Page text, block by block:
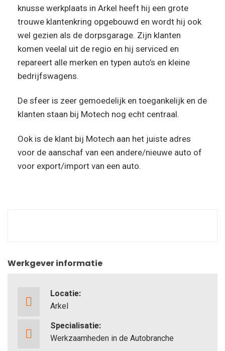
knusse werkplaats in Arkel heeft hij een grote
trouwe klantenkring opgebouwd en wordt hij ook
wel gezien als de dorpsgarage. Zijn klanten
komen veelal uit de regio en hij serviced en
repareert alle merken en typen auto’s en kleine
bedrijfswagens.
De sfeer is zeer gemoedelijk en toegankelijk en de
klanten staan bij Motech nog echt centraal.
Ook is de klant bij Motech aan het juiste adres
voor de aanschaf van een andere/nieuwe auto of
voor export/import van een auto.
Werkgever informatie
Locatie:
Arkel
Specialisatie:
Werkzaamheden in de Autobranche